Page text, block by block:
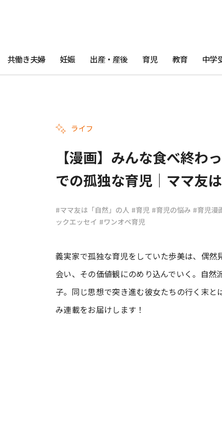
#ワンオペ育児 #コミックエッセイ
#渡邊大地の令和的ワーパパ道 #ベ
共働き夫婦 妊娠 出産・産後 育児 教育 中学
ライフ
【漫画】みんな食べ終わ
での孤独な育児｜ママ友
#ママ友は「自然」の人 #育児 #育児の悩み #育児漫
ックエッセイ #ワンオペ育児
義実家で孤独な育児をしていた歩美は、偶
会い、その価値観にのめり込んでいく。自
子。同じ思想で突き進む彼女たちの行く末
み連載をお届けします！